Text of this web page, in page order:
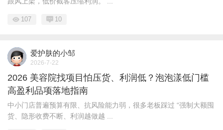
107 10
爱护肤的小邹
2026-7-22
2026 美容院找项目怕压货、利润低？泡泡漾低门槛
高盈利品项落地指南
中小门店普遍预算有限、抗风险能力弱，很多老板踩过 “强制大额囤
货、隐形收费不断、利润越做越 ...